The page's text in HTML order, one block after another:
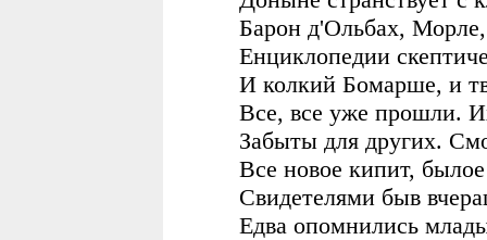
Барон д'Ольбах,
Енциклопедии
И колкий Бомарше, и
Все, все уже прошли.
Забыты для других.
Все новое кипит,
Свидетелями быв
Едва опомнились